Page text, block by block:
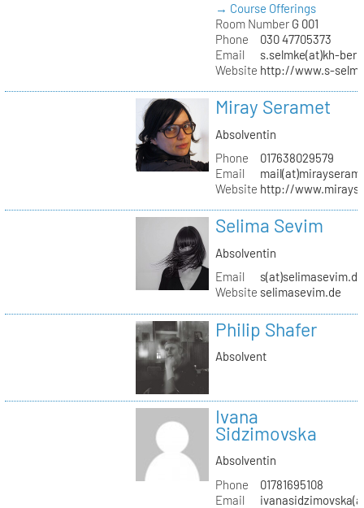
→ Course Offerings
Room NumberG 001
Phone
030 47705373
Email
s.selmke(at)kh-
Website http://www.s-
Miray Seramet
Absolventin
Phone
017638029579
Email
Website http://
Selima Sevim
Absolventin
Email
s(at)selimasevim.de
Website selimasevim.de
Philip Shafer
Absolvent
Ivana
Sidzimovska
Absolventin
Phone
01781695108
Email